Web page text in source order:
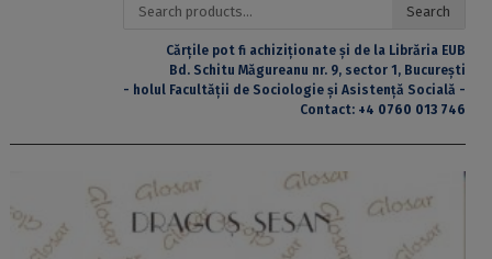
Search
Search
Cărțile pot fi achiziționate și de la Librăria EUB
Bd. Schitu Măgureanu nr. 9, sector 1, București
- holul Facultății de Sociologie și Asistență Socială -
Contact: +4 0760 013 746